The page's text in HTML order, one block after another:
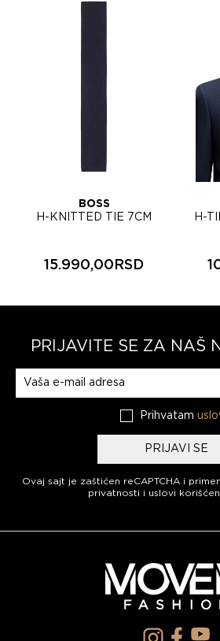
BOSS
H-KNITTED TIE 7CM
15.990,00RSD
H-
PRIJAVITE SE ZA NAŠ
Prihvatam
PRIJAVI SE
Ovaj sajt je zaštićen reCAPTCHA i
privatnosti i uslovi